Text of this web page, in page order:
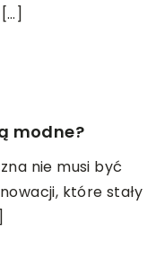
modne?
nie musi być
które stały